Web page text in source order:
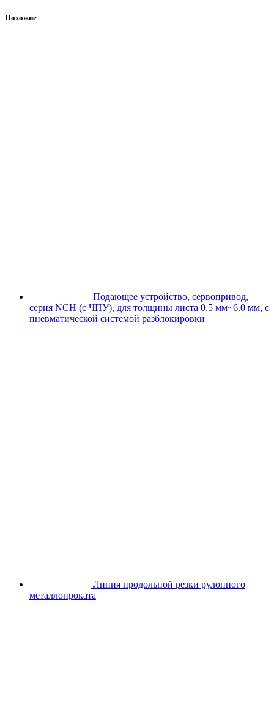
Похожие
Подающее устройство, сервопривод,
серия NCH (с ЧПУ), для толщины листа 0.5 мм~6.0 мм, с
пневматической системой разблокировки
Линия продольной резки рулонного
металлопроката